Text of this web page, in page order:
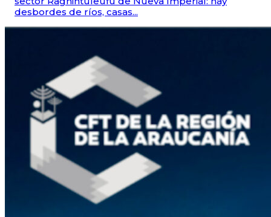
desbordes de ríos, casas...